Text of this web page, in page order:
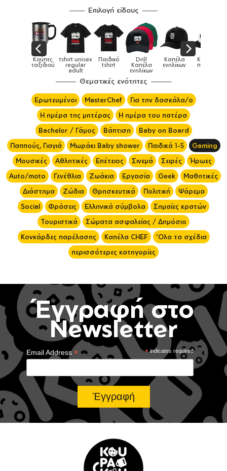
Επιλογή είδους
Παιδικό Drill
Καπέλα
Καπέλα
ενηλίκων
Καπέλα
παιδικά Κούπες Κούπες
ειδικές
Θεματικές ενότητες
Ερωτευμένοι MasterChef
Για την δασκάλα/ο
Η ημέρα της μητέρας
Η ημέρα του πατέρα
Bachelor / Γάμος
Βάπτιση
Baby on Board
Παππούς, Γιαγιά
Μωράκι Baby shower Παιδικά 1-5
Gaming
Μουσικές
Αθλητικές Επέτειος Σινεμά Σειρές
Ήρωες
Auto/moto
Γενέθλια Ζωάκια Εργασία Geek
Μαθητικές
Διάστημα
Ζώδια Θρησκευτικά Πολιτική
Ψάρεμα
Social
Φράσεις Ελληνικά σύμβολα
Σημαίες κρατών
Τουριστικά
Σώματα ασφαλείας / Δημόσιο
Κονκάρδες παρέλασης
Καπέλα CHEF
'Ολα τα σχέδια
περισσότερες κατηγορίες
Έγγραφή στο
Newsletter
*indicates required
Email Address*